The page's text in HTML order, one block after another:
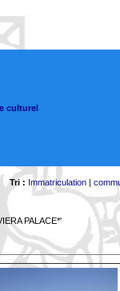
culturel
Tri : Immatriculation|
PALACE*'